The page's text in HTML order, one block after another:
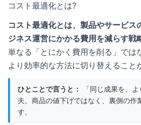
コスト最適化とは?
コスト最適化とは、製品やサービス
ジネス運営にかかる費用を減らす戦
単なる「とにかく費用を削る」では
より効率的な方法に切り替えること
ひとことで言うと：
「同じ成果を、
夫。商品の値下げではなく、裏側の作
す。